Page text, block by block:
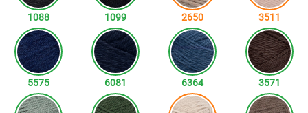
1088 1099 2650 3511
5575 6081 6364 3571